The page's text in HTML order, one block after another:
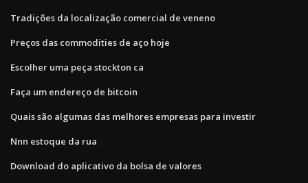
Tradições da localização comercial de veneno
Preços das commodities de aço hoje
Escolher uma peça stockton ca
Faça um endereço de bitcoin
Quais são algumas das melhores empresas para investir
Nnn estoque da rua
Download do aplicativo da bolsa de valores